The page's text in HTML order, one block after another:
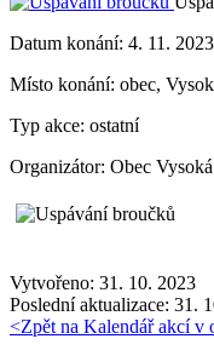
Datum konání: 4. 11.
Místo konání: obec,
Typ akce: ostatní
Organizátor: Obec
Vytvořeno: 31. 10. 2023
Poslední aktualizace: 31.
<Zpět na Kalendář akcí v